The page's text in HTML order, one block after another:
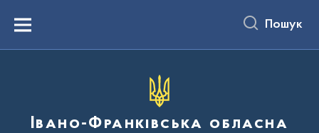
вмістуMenu Пошук
Івано-Франківська обласна